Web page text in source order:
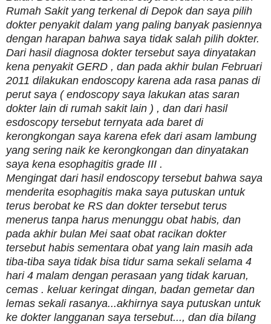
Rumah Sakit yang terkenal di Depok dan saya pilih
dokter penyakit dalam yang paling banyak pasiennya
dengan harapan bahwa saya tidak salah pilih dokter.
Dari hasil diagnosa dokter tersebut saya dinyatakan
kena penyakit GERD , dan pada akhir bulan Februari
2011 dilakukan endoscopy karena ada rasa panas di
perut saya ( endoscopy saya lakukan atas saran
dokter lain di rumah sakit lain ) , dan dari hasil
esdoscopy tersebut ternyata ada baret di
kerongkongan saya karena efek dari asam lambung
yang sering naik ke kerongkongan dan dinyatakan
saya kena esophagitis grade III .
Mengingat dari hasil endoscopy tersebut bahwa saya
menderita esophagitis maka saya putuskan untuk
terus berobat ke RS dan dokter tersebut terus
menerus tanpa harus menunggu obat habis, dan
pada akhir bulan Mei saat obat racikan dokter
tersebut habis sementara obat yang lain masih ada
tiba-tiba saya tidak bisa tidur sama sekali selama 4
hari 4 malam dengan perasaan yang tidak karuan,
cemas . keluar keringat dingan, badan gemetar dan
lemas sekali rasanya...akhirnya saya putuskan untuk
ke dokter langganan saya tersebut..., dan dia bilang